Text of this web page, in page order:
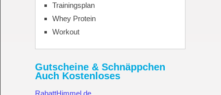
Trainingsplan
Whey Protein
Workout
Gutscheine & Schnäppchen
Auch Kostenloses
RabattHimmel.de